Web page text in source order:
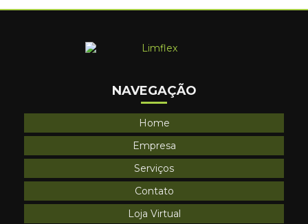
NAVEGAÇÃO
Home
Empresa
Serviços
Contato
Loja Virtual